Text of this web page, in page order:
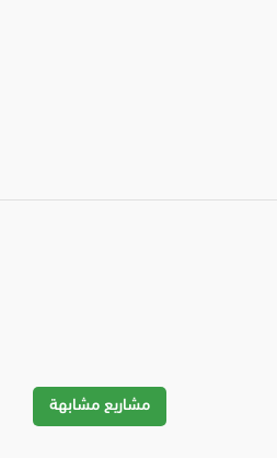
مشاريع مشابهة